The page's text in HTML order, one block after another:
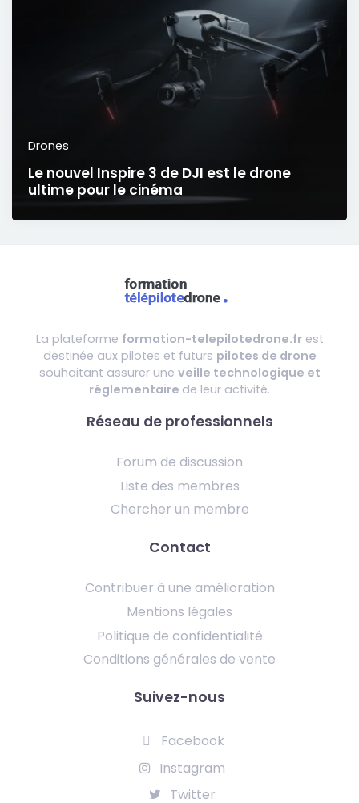
Le nouvel Inspire 3 de DJI est le drone
ultime pour le cinéma
Drones
La plateforme formation-telepilotedrone.frest
destinée aux pilotes et futurs pilotes de drone
souhaitant assurer une veille technologique et
réglementaire de leur activité.
Réseau de professionnels
Forum de discussion
Liste des membres
Chercher un membre
Contact
Contribuer à une amélioration
Mentions légales
Politique de confidentialité
Conditions générales de vente
Suivez-nous
Facebook
Instagram
Twitter